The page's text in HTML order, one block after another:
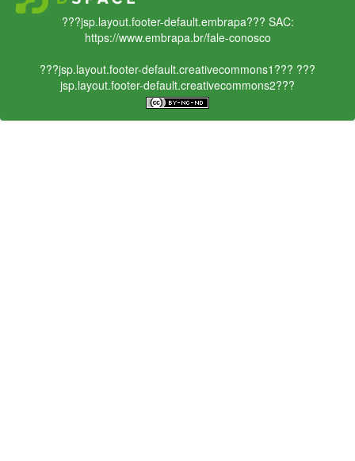
???jsp.layout.footer-default.embrapa??? SAC:
https://www.embrapa.br/fale-conosco
???jsp.layout.footer-default.creativecommons1??? ???
jsp.layout.footer-default.creativecommons2???